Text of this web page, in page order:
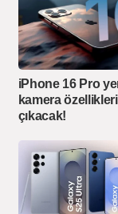
iPhone 16 Pro
kamera
çıkacak!